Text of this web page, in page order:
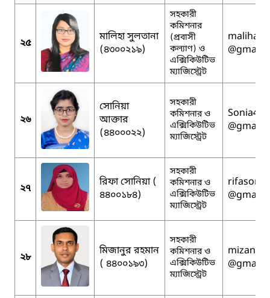
২৫
মালিহা সুলতানা
(৪৩০০২১৯)
সহকারী
কমিশনার
(প্রবাসী
কল্যাণ) ও
এক্সিকিউটিভ
ম্যাজিস্ট্রেট
২৬
সোনিয়া
আক্তার
(৪৪০০০২২)
সহকারী
কমিশনার ও
এক্সিকিউটিভ
ম্যাজিস্ট্রেট
২৭
রিফা সোনিয়া (
৪৪০০১৮৪)
সহকারী
কমিশনার ও
এক্সিকিউটিভ
ম্যাজিস্ট্রেট
২৮
মিজানুর রহমান
( ৪৪০০১৯৩)
সহকারী
কমিশনার ও
এক্সিকিউটিভ
ম্যাজিস্ট্রেট